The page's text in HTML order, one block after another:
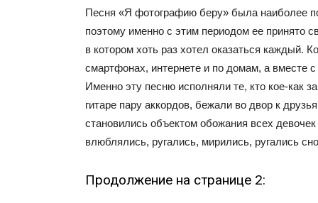
Песня «Я фотографию беру» была наиболее
поэтому именно с этим периодом ее принято
в котором хоть раз хотел оказаться каждый.
смартфонах, интернете и по домам, а вместе с
Именно эту песню исполняли те, кто кое-как
гитаре пару аккордов, бежали во двор к
становились объектом обожания всех
влюблялись, ругались, мирились, ругались
Продолжение на странице 2: